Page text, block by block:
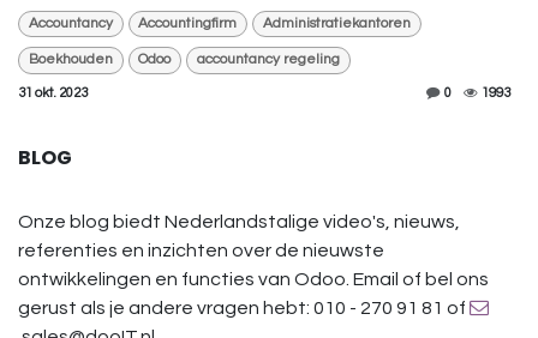
Accountancy Accountingfirm Administratiekantoren
Boekhouden Odoo accountancy regeling
31 okt. 2023 0 1993
BLOG
Onze blog biedt Nederlandstalige video's, nieuws,
referenties en inzichten over de nieuwste
ontwikkelingen en functies van Odoo. Email of bel ons
gerust als je andere vragen hebt: 010 - 270 91 81 of